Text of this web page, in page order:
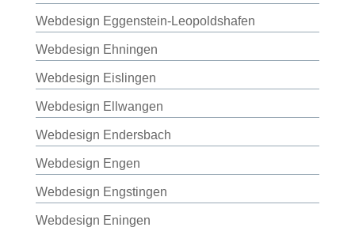
Webdesign Eggenstein-Leopoldshafen
Webdesign Ehningen
Webdesign Eislingen
Webdesign Ellwangen
Webdesign Endersbach
Webdesign Engen
Webdesign Engstingen
Webdesign Eningen